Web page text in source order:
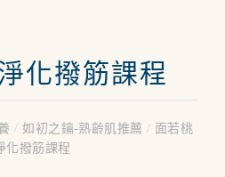
化撥筋課程
/ 如初之鑰-熟齡肌推薦/ 面若桃
化撥筋課程